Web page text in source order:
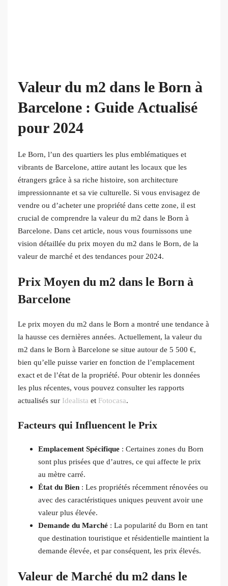
Valeur du m2 dans le Born à
Barcelone : Guide Actualisé
pour 2024
Le Born, l’un des quartiers les plus emblématiques et
vibrants de Barcelone, attire autant les locaux que les
étrangers grâce à sa riche histoire, son architecture
impressionnante et sa vie culturelle. Si vous envisagez de
vendre ou d’acheter une propriété dans cette zone, il est
crucial de comprendre la valeur du m2 dans le Born à
Barcelone. Dans cet article, nous vous fournissons une
vision détaillée du prix moyen du m2 dans le Born, de la
valeur de marché et des tendances pour 2024.
Prix Moyen du m2 dans le Born à
Barcelone
Le prix moyen du m2 dans le Born a montré une tendance à
la hausse ces dernières années. Actuellement, la valeur du
m2 dans le Born à Barcelone se situe autour de 5 500 €,
bien qu’elle puisse varier en fonction de l’emplacement
exact et de l’état de la propriété. Pour obtenir les données
les plus récentes, vous pouvez consulter les rapports
actualisés sur Idealista et Fotocasa.
Facteurs qui Influencent le Prix
Emplacement Spécifique : Certaines zones du Born
sont plus prisées que d’autres, ce qui affecte le prix
au mètre carré.
État du Bien : Les propriétés récemment rénovées ou
avec des caractéristiques uniques peuvent avoir une
valeur plus élevée.
Demande du Marché : La popularité du Born en tant
que destination touristique et résidentielle maintient la
demande élevée, et par conséquent, les prix élevés.
Valeur de Marché du m2 dans le